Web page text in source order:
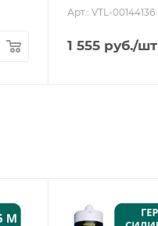
Арт.: VTL-00144136
1 555 руб./шт